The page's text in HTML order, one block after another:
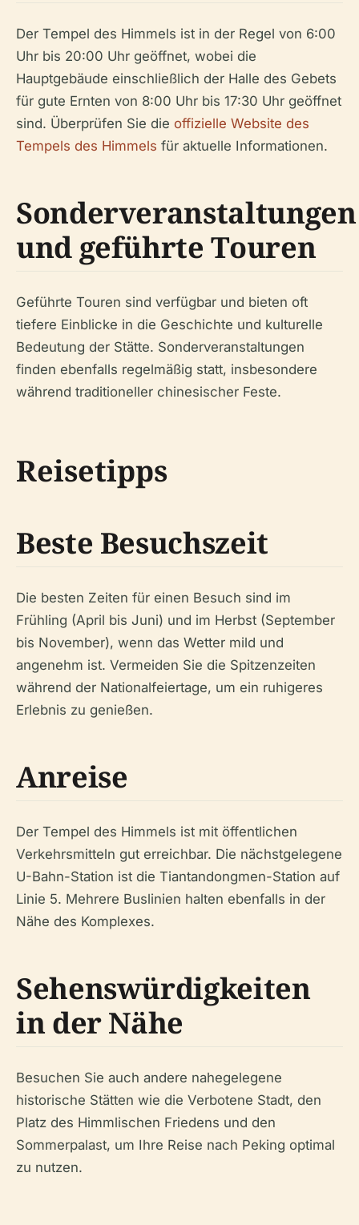
Der Tempel des Himmels ist in der Regel von 6:00
Uhr bis 20:00 Uhr geöffnet, wobei die
Hauptgebäude einschließlich der Halle des Gebets
für gute Ernten von 8:00 Uhr bis 17:30 Uhr geöffnet
sind. Überprüfen Sie die offizielle Website des
Tempels des Himmels für aktuelle Informationen.
Sonderveranstaltungen
und geführte Touren
Geführte Touren sind verfügbar und bieten oft
tiefere Einblicke in die Geschichte und kulturelle
Bedeutung der Stätte. Sonderveranstaltungen
finden ebenfalls regelmäßig statt, insbesondere
während traditioneller chinesischer Feste.
Reisetipps
Beste Besuchszeit
Die besten Zeiten für einen Besuch sind im
Frühling (April bis Juni) und im Herbst (September
bis November), wenn das Wetter mild und
angenehm ist. Vermeiden Sie die Spitzenzeiten
während der Nationalfeiertage, um ein ruhigeres
Erlebnis zu genießen.
Anreise
Der Tempel des Himmels ist mit öffentlichen
Verkehrsmitteln gut erreichbar. Die nächstgelegene
U-Bahn-Station ist die Tiantandongmen-Station auf
Linie 5. Mehrere Buslinien halten ebenfalls in der
Nähe des Komplexes.
Sehenswürdigkeiten
in der Nähe
Besuchen Sie auch andere nahegelegene
historische Stätten wie die Verbotene Stadt, den
Platz des Himmlischen Friedens und den
Sommerpalast, um Ihre Reise nach Peking optimal
zu nutzen.